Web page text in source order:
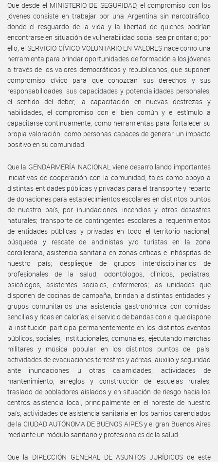
Que desde el MINISTERIO DE SEGURIDAD, el compromiso con los
jóvenes consiste en trabajar por una Argentina sin narcotráfico,
donde el resguardo de la vida y la libertad de quienes podrían
encontrarse en situación de vulnerabilidad social sea prioritario; por
ello, el SERVICIO CÍVICO VOLUNTARIO EN VALORES nace como una
herramienta para brindar oportunidades de formación a los jóvenes
a través de los valores democráticos y republicanos, que suponen
compromiso cívico para que conozcan sus derechos y sus
responsabilidades, sus capacidades y potencialidades personales,
el sentido del deber, la capacitación en nuevas destrezas y
habilidades, el compromiso con el bien común y el estímulo a
capacitarse continuamente, como herramientas para fortalecer su
propia valoración, como personas capaces de generar un impacto
positivo en su comunidad.
Que la GENDARMERÍA NACIONAL viene desarrollando importantes
iniciativas de cooperación con la comunidad, tales como apoyo a
distintas entidades públicas y privadas para el transporte y reparto
de donaciones para establecimientos escolares en distintos puntos
de nuestro país, por inundaciones, incendios y otros desastres
naturales; transporte de contingentes escolares a requerimientos
de entidades públicas y privadas en todo el territorio nacional,
búsqueda y rescate de andinistas y/o turistas en la zona
cordillerana, asistencia sanitaria en zonas críticas e inhóspitas de
nuestro país; despliegue de grupos interdisciplinarios de
profesionales de la salud, odontólogos, clínicos, pediatras,
psicólogos, asistentes sociales, enfermeros; las unidades que
disponen de cocinas de campaña, brindan a distintas entidades y
grupos comunitarios una asistencia gastronómica con comidas
sencillas y ricas en calorías; el servicio de bandas con el que dispone
la institución participa permanentemente en los distintos eventos
públicos, sociales, institucionales, comunales, ejecutando marchas
militares y música popular en los distintos puntos del país;
actividades de evacuaciones terrestres y aéreas, auxilio y seguridad
ante inundaciones u otras calamidades; actividades de
mantenimiento, arreglos y construcción de escuelas rurales,
traslado de pobladores aislados y en situación de riesgo hacia los
centros asistencia local, principalmente en el noreste de nuestro
país, actividades de asistencia sanitaria en los barrios carenciados
de la CIUDAD AUTÓNOMA DE BUENOS AIRES y el gran Buenos Aires
mediante un módulo sanitario y profesionales de la salud.
Que la DIRECCIÓN GENERAL DE ASUNTOS JURÍDICOS de este